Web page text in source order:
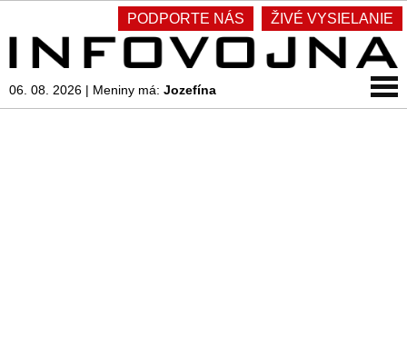
PODPORTE NÁS ŽIVÉ VYSIELANIE
06. 08. 2026 | Meniny má: Jozefína